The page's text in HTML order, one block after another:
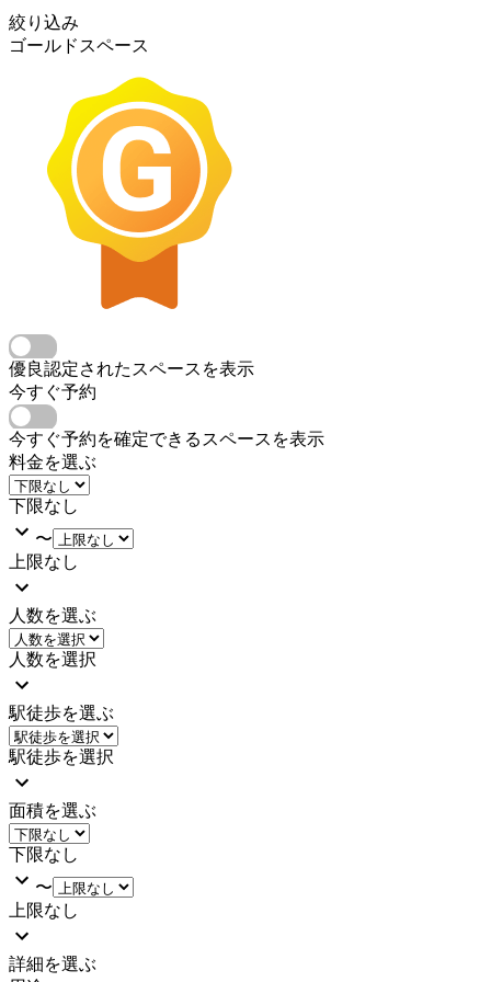
絞り込み
ゴールドスペース
優良認定されたスペースを表示
今すぐ予約
今すぐ予約を確定できるスペースを表示
料金を選ぶ
下限なし
〜
上限なし
人数を選ぶ
人数を選択
駅徒歩を選ぶ
駅徒歩を選択
面積を選ぶ
下限なし
〜
上限なし
詳細を選ぶ